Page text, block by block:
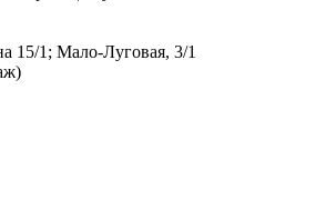
15/1; Мало-Луговая, 3/1